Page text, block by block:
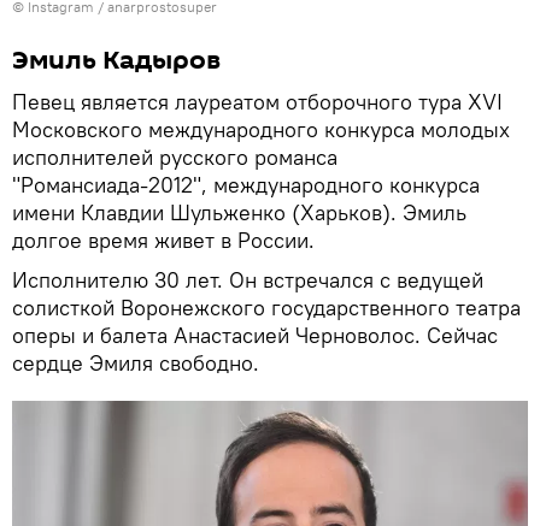
© Instagram / anarprostosuper
Эмиль Кадыров
Певец является лауреатом отборочного тура XVI
Московского международного конкурса молодых
исполнителей русского романса
"Романсиада-2012", международного конкурса
имени Клавдии Шульженко (Харьков). Эмиль
долгое время живет в России.
Исполнителю 30 лет. Он встречался с ведущей
солисткой Воронежского государственного театра
оперы и балета Анастасией Черноволос. Сейчас
сердце Эмиля свободно.